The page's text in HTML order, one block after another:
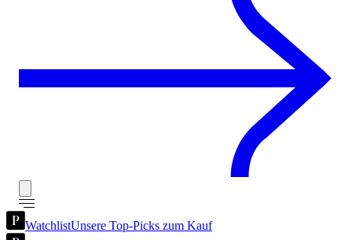
WatchlistUnsere Top-Picks zum Kauf